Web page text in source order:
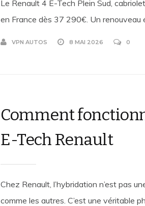
Le Renault 4 E-Tech Plein Sud,
en France dès 37 290€. Un renouveau
VPN AUTOS 8 MAI 2026 0
Comment
E-Tech Renault
Chez Renault, l’hybridation n’est pas
comme les autres. C’est une véritable